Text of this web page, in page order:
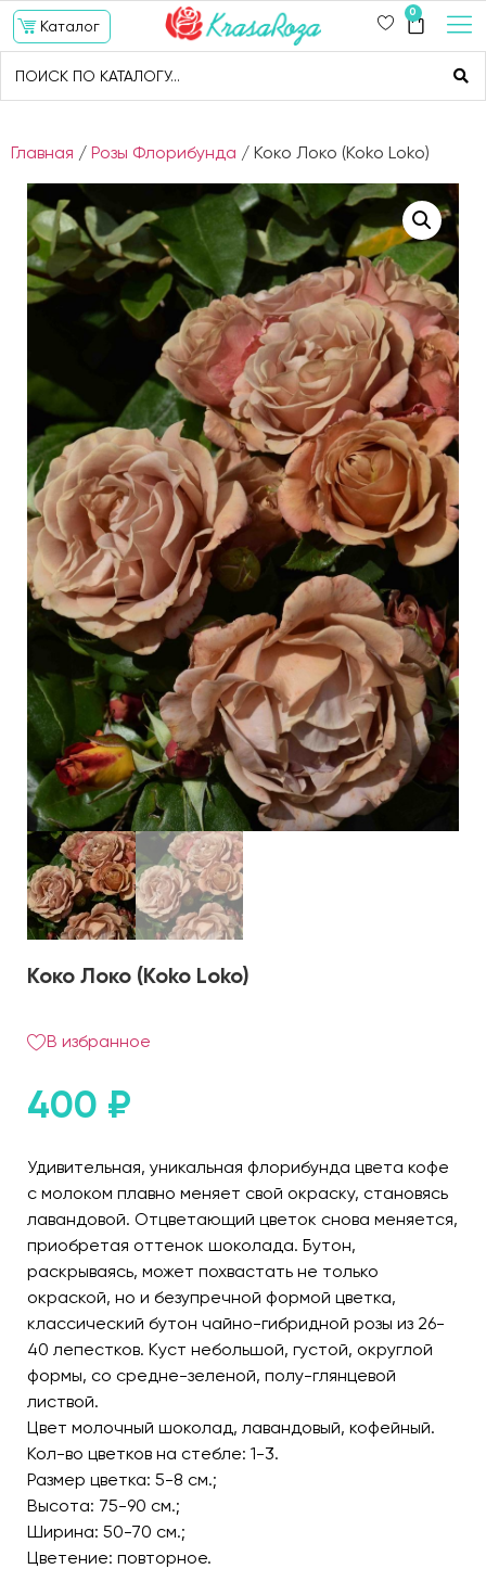
Каталог
0
Главная / Розы Флорибунда / Коко Локо (Koko Loko)
Коко Локо (Koko Loko)
В избранное
400 ₽
Удивительная, уникальная флорибунда цвета кофе
с молоком плавно меняет свой окраску, становясь
лавандовой. Отцветающий цветок снова меняется,
приобретая оттенок шоколада. Бутон,
раскрываясь, может похвастать не только
окраской, но и безупречной формой цветка,
классический бутон чайно-гибридной розы из 26-
40 лепестков. Куст небольшой, густой, округлой
формы, со средне-зеленой, полу-глянцевой
листвой.
Цвет молочный шоколад, лавандовый, кофейный.
Кол-во цветков на стебле: 1-3.
Размер цветка: 5-8 см.;
Высота: 75-90 см.;
Ширина: 50-70 см.;
Цветение: повторное.